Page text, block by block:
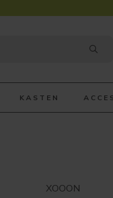
KASTEN
XOOON